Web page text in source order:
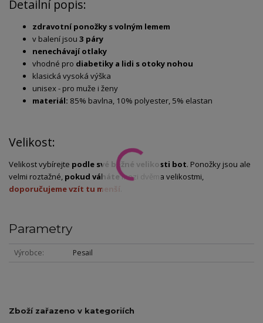
Detailní popis:
zdravotní ponožky s volným lemem
v balení jsou 3 páry
nenechávají otlaky
vhodné pro diabetiky a lidi s otoky nohou
klasická vysoká výška
unisex - pro muže i ženy
materiál: 85% bavlna, 10% polyester, 5% elastan
Velikost:
Velikost vybírejte podle své běžné velikosti bot. Ponožky jsou ale
velmi roztažné, pokud váhátemezi dvěma velikostmi,
doporučujeme vzít tu menší
Parametry
Výrobce Pesail
Zboží zařazeno v kategoriích